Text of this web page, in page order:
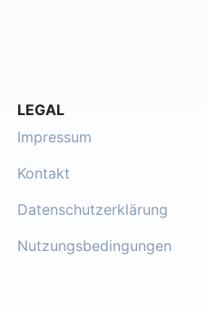
LEGAL
Impressum
Kontakt
Datenschutzerklärung
Nutzungsbedingungen